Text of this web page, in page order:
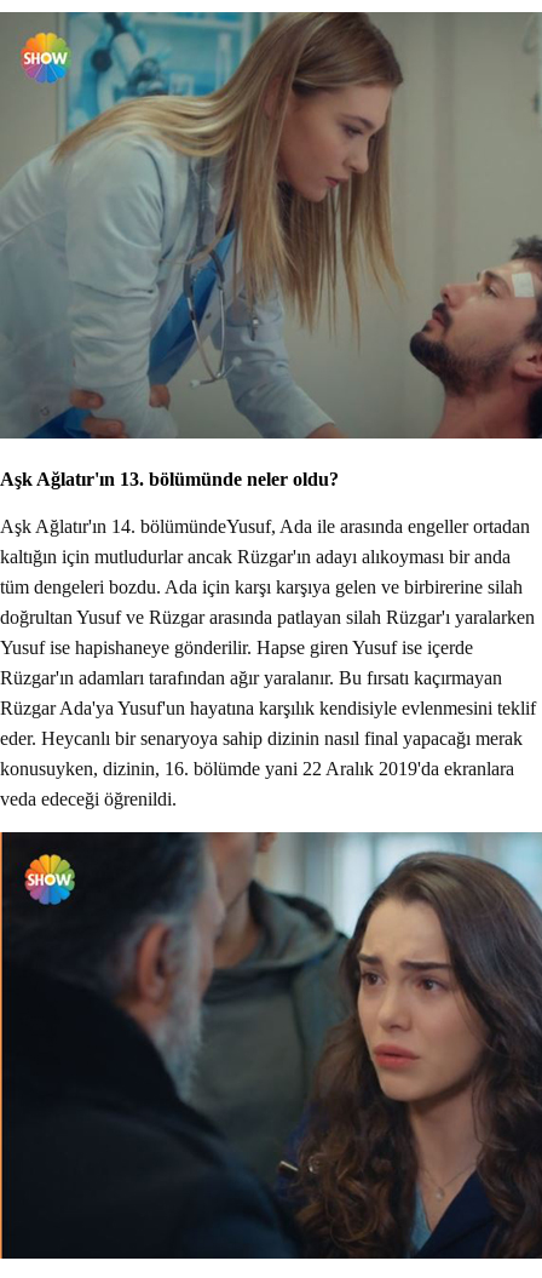
Aşk Ağlatır'ın 13. bölümünde neler oldu?
Aşk Ağlatır'ın 14. bölümündeYusuf, Ada ile arasında engeller ortadan
kaltığın için mutludurlar ancak Rüzgar'ın adayı alıkoyması bir anda
tüm dengeleri bozdu. Ada için karşı karşıya gelen ve birbirerine silah
doğrultan Yusuf ve Rüzgar arasında patlayan silah Rüzgar'ı yaralarken
Yusuf ise hapishaneye gönderilir. Hapse giren Yusuf ise içerde
Rüzgar'ın adamları tarafından ağır yaralanır. Bu fırsatı kaçırmayan
Rüzgar Ada'ya Yusuf'un hayatına karşılık kendisiyle evlenmesini teklif
eder. Heycanlı bir senaryoya sahip dizinin nasıl final yapacağı merak
konusuyken, dizinin, 16. bölümde yani 22 Aralık 2019'da ekranlara
veda edeceği öğrenildi.